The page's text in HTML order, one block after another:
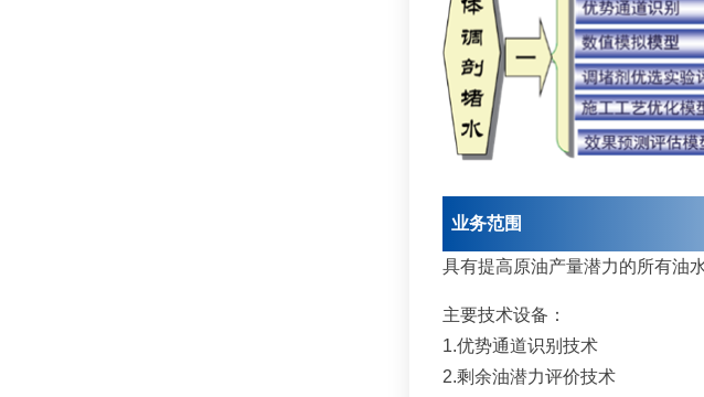
业务范围
具有提高原油产量潜力的所有油
主要技术设备：
1.优势通道识别技术
2.剩余油潜力评价技术